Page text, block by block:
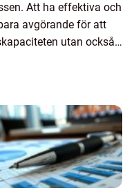
Att ha effektiva och
avgörande för att
utan också